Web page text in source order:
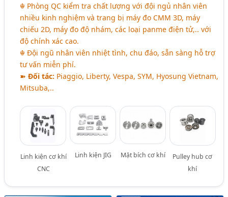
☬ Phòng QC kiểm tra chất lượng với đội ngủ nhân viên
nhiều kinh nghiệm và trang bị máy đo CMM 3D, máy
chiếu 2D, máy đo độ nhám, các loại panme điện tử,.. với
độ chính xác cao.
☬ Đội ngũ nhân viên nhiệt tình, chu đáo, sẵn sàng hỗ trợ
tư vấn miễn phí.
➽Đối tác: Piaggio, Liberty, Vespa, SYM, Hyosung Vietnam,
Mitsuba,..
Linh kiện cơ khí
CNC
Linh kiện JIG Mặt bích cơ khí
Pulley hub cơ
khí